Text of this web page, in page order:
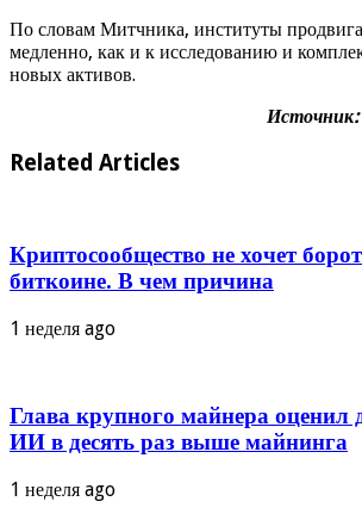
По словам Митчника, институты
медленно, как и к исследованию и
новых активов.
Источник:
Related Articles
Криптосообщество не хочет
биткоине. В чем причина
1 неделя ago
Глава крупного майнера оценил
ИИ в десять раз выше майнинга
1 неделя ago